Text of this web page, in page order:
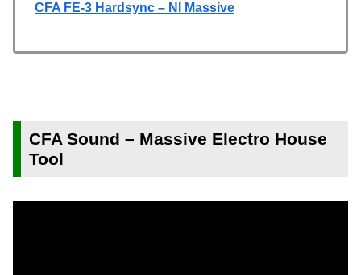
CFA FE-3 Hardsync – NI Massive
CFA Sound – Massive Electro House
Tool